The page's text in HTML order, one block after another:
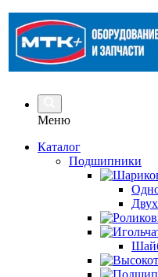
Меню
Каталог
Подшипники